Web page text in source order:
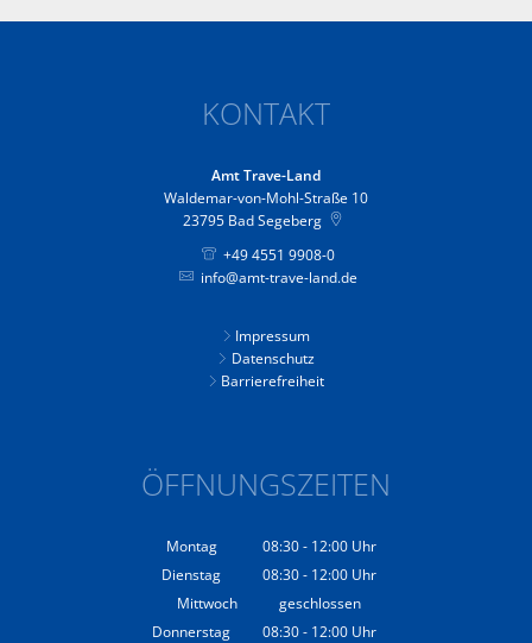
KONTAKT
Amt Trave-Land
Waldemar-von-Mohl-Straße 10
23795 Bad Segeberg
+49 4551 9908-0
info@amt-trave-land.de
Impressum
Datenschutz
Barrierefreiheit
ÖFFNUNGSZEITEN
Montag 08:30- 12:00 Uhr
Von 08:30 bis 12:00 Uhr
Dienstag 08:30- 12:00 Uhr
Von 08:30 bis 12:00 Uhr
Mittwoch
geschlossen
Donnerstag
08:30- 12:00 Uhr